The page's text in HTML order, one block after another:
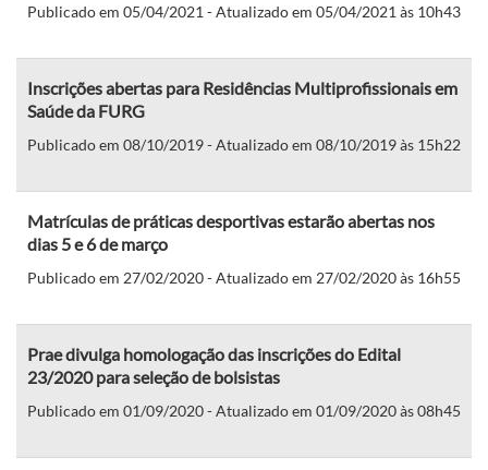
Publicado em 05/04/2021 - Atualizado em 05/04/2021 às 10h43
Inscrições abertas para Residências Multiprofissionais em
Saúde da FURG
Publicado em 08/10/2019 - Atualizado em 08/10/2019 às 15h22
Matrículas de práticas desportivas estarão abertas nos
dias 5 e 6 de março
Publicado em 27/02/2020 - Atualizado em 27/02/2020 às 16h55
Prae divulga homologação das inscrições do Edital
23/2020 para seleção de bolsistas
Publicado em 01/09/2020 - Atualizado em 01/09/2020 às 08h45